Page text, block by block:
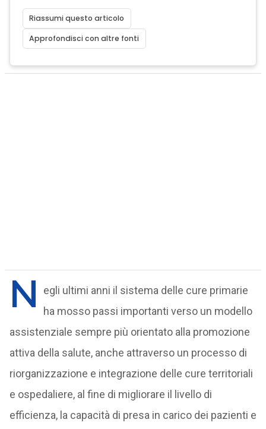
Riassumi questo articolo
Approfondisci con altre fonti
N
egli ultimi anni il sistema delle cure primarie
ha mosso passi importanti verso un modello
assistenziale sempre più orientato alla promozione
attiva della salute, anche attraverso un processo di
riorganizzazione e integrazione delle cure territoriali
e ospedaliere, al fine di migliorare il livello di
efficienza, la capacità di presa in carico dei pazienti e